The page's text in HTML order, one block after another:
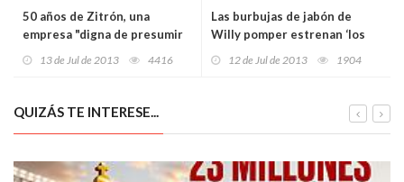
50 años de Zitrón, una
empresa "digna de presumir
13 de Jul de 2013 4416
Las burbujas de jabón de
Willy pomper estrenan ‘los
12 de Jul de 2013 1904
QUIZÁS TE INTERESE...